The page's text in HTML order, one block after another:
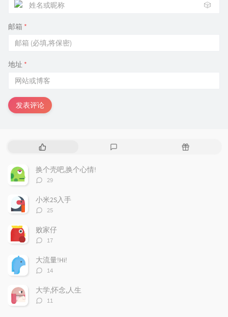
🎲
邮箱 *
地址 *
发表评论
热
文
章
随
换个壳吧,换个心情!
评
数：
29
小米2S入手
评
数：
25
败家仔
评
数：
17
大流量!Hi!
评
数：
14
大学,怀念,人生
评
11